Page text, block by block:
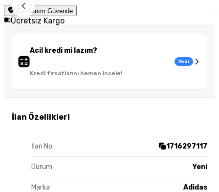
Cüzdanım Güvende
Ücretsiz Kargo
Acil kredi mi lazım?
Kredi fırsatlarını hemen incele!
Yeni
İlan Özellikleri
İlan No 1716297117
Durum Yeni
Marka Adidas